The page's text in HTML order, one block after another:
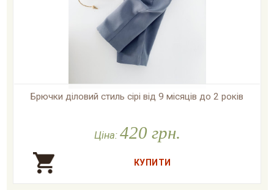
Брючки діловий стиль сірі від 9 місяців до 2 років
Ціна: 420 грн.